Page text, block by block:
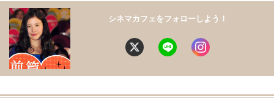
シネマカフェをフォローしよう！